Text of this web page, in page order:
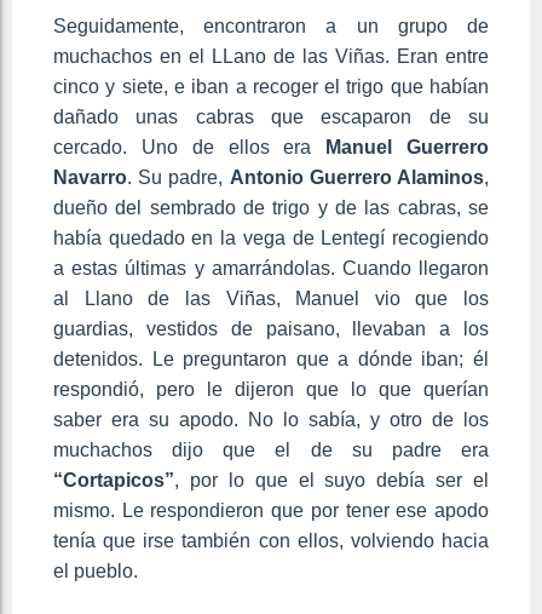
Seguidamente, encontraron a un grupo de
muchachos en el LLano de las Viñas. Eran entre
cinco y siete, e iban a recoger el trigo que habían
dañado unas cabras que escaparon de su
cercado. Uno de ellos era
Manuel Guerrero
Navarro. Su padre, Antonio Guerrero Alaminos,
dueño del sembrado de trigo y de las cabras, se
había quedado en la vega de Lentegí recogiendo
a estas últimas y amarrándolas. Cuando llegaron
al Llano de las Viñas, Manuel vio que los
guardias, vestidos de paisano, llevaban a los
detenidos. Le preguntaron que a dónde iban; él
respondió, pero le dijeron que lo que querían
saber era su apodo. No lo sabía, y otro de los
muchachos dijo que el de su padre era
“Cortapicos”, por lo que el suyo debía ser el
mismo. Le respondieron que por tener ese apodo
tenía que irse también con ellos, volviendo hacia
el pueblo.